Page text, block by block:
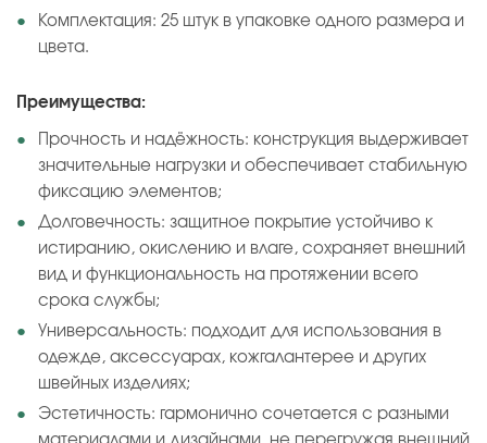
Комплектация: 25 штук в упаковке одного размера и
цвета.
Преимущества:
Прочность и надёжность: конструкция выдерживает
значительные нагрузки и обеспечивает стабильную
фиксацию элементов;
Долговечность: защитное покрытие устойчиво к
истиранию, окислению и влаге, сохраняет внешний
вид и функциональность на протяжении всего
срока службы;
Универсальность: подходит для использования в
одежде, аксессуарах, кожгалантерее и других
швейных изделиях;
Эстетичность: гармонично сочетается с разными